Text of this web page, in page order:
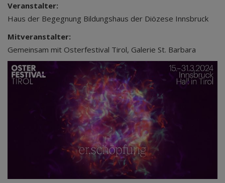
Veranstalter:
Haus der Begegnung Bildungshaus der Diözese Innsbruck
Mitveranstalter:
Gemeinsam mit Osterfestival Tirol, Galerie St. Barbara